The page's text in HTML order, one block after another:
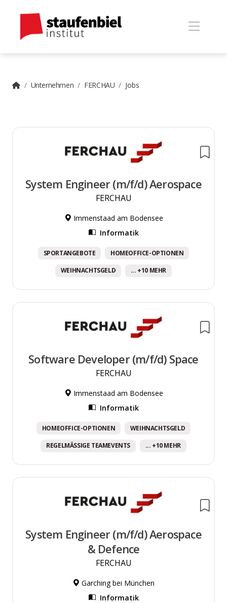
Unternehmen FERCHAU Jobs
System Engineer (m/f/d) Aerospace
FERCHAU
Immenstaad am Bodensee
Informatik
SPORTANGEBOTE HOMEOFFICE-OPTIONEN
WEIHNACHTSGELD ... +10 MEHR
Software Developer (m/f/d) Space
FERCHAU
Immenstaad am Bodensee
Informatik
HOMEOFFICE-OPTIONEN WEIHNACHTSGELD
REGELMÄSSIGE TEAMEVENTS ... +10 MEHR
System Engineer (m/f/d) Aerospace
& Defence
FERCHAU
Garching bei München
Informatik